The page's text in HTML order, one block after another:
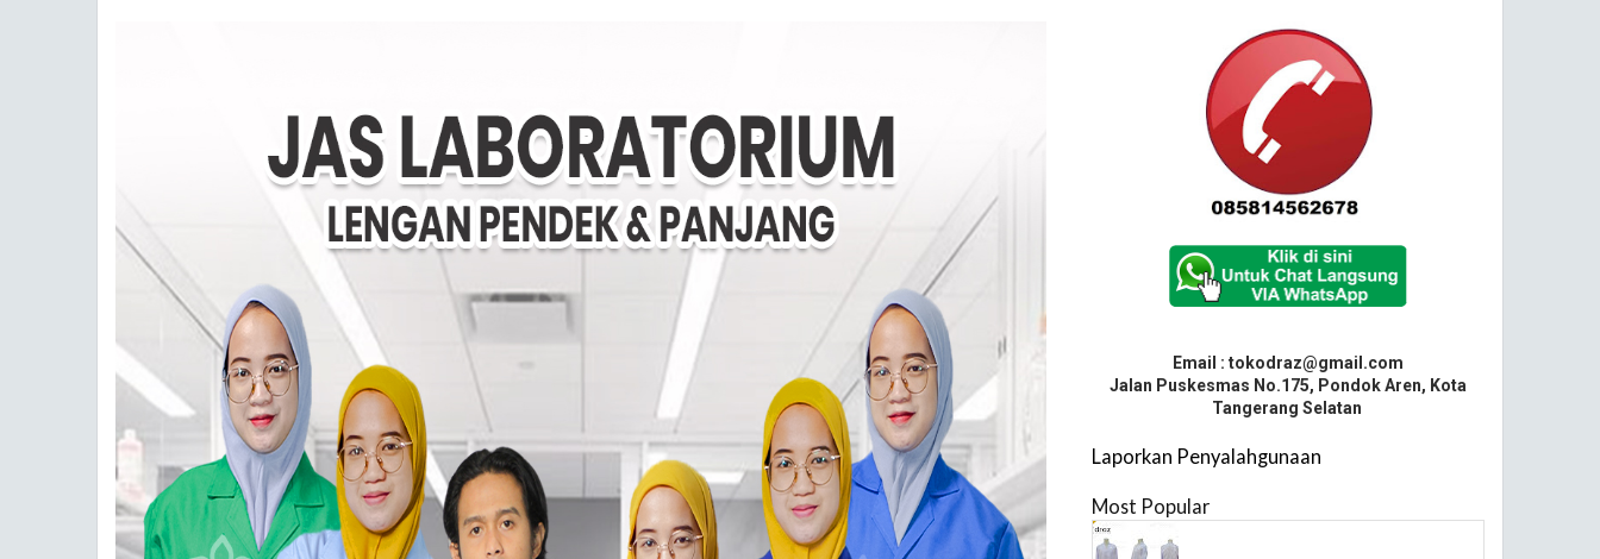
Email : tokodraz@gmail.com
Jalan Puskesmas No.175, Pondok Aren, Kota
Tangerang Selatan
Laporkan Penyalahgunaan
Most Popular